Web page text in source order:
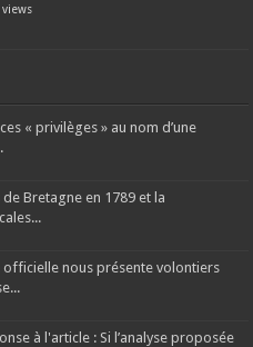
views
« privilèges » au nom d’une
Bretagne en 1789 et la
officielle nous présente volontiers
à l'article : Si l’analyse proposée